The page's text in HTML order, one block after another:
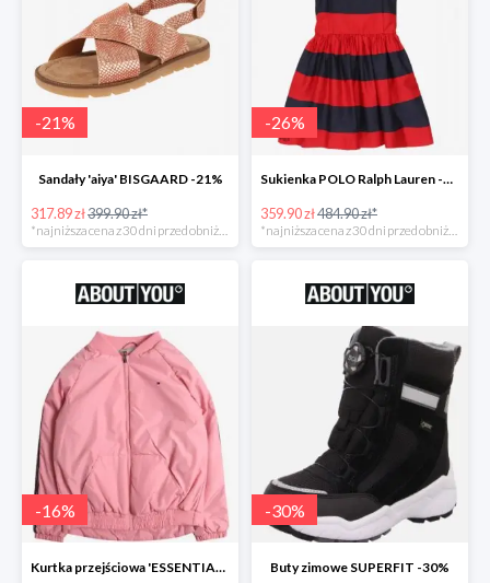
-21%
Sandały 'aiya' BISGAARD -21%
317.89 zł399.90 zł*
*najniższa cena z 30 dni przed obniżką
-26%
Sukienka POLO Ralph Lauren -26%
359.90 zł484.90 zł*
*najniższa cena z 30 dni przed obniżką
-16%
Kurtka przejściowa 'ESSENTIAL TOMMY TAPE JACKET -16%
-30%
Buty zimowe SUPERFIT -30%